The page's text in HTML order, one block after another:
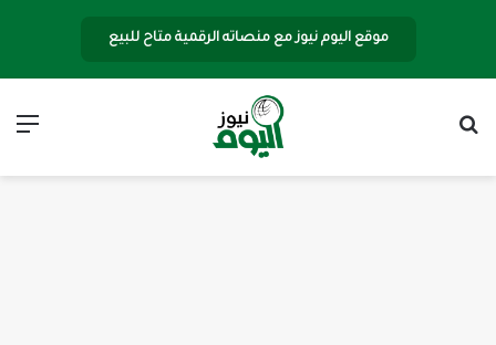
موقع اليوم نيوز مع منصاته الرقمية متاح للبيع